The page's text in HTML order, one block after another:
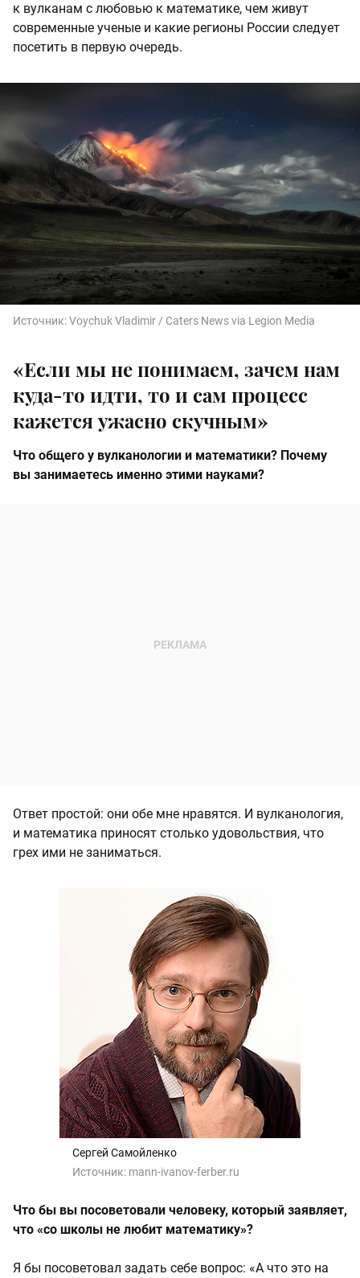
к вулканам с любовью к математике, чем живут
современные ученые и какие регионы России следует
посетить в первую очередь.
Источник:Voychuk Vladimir / Caters News via Legion Media
«Если мы не понимаем, зачем нам
куда-то идти, то и сам процесс
кажется ужасно скучным»
Что общего у вулканологии и математики? Почему
вы занимаетесь именно этими науками?
Ответ простой: они обе мне нравятся. И вулканология,
и математика приносят столько удовольствия, что
грех ими не заниматься.
Сергей Самойленко
Источник: mann-ivanov-ferber.ru
Что бы вы посоветовали человеку, который заявляет,
что «со школы не любит математику»?
Я бы посоветовал задать себе вопрос: «А что это на